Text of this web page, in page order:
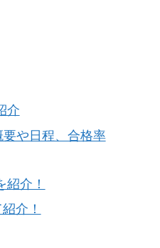
介
や日程、合格率
介！
介！